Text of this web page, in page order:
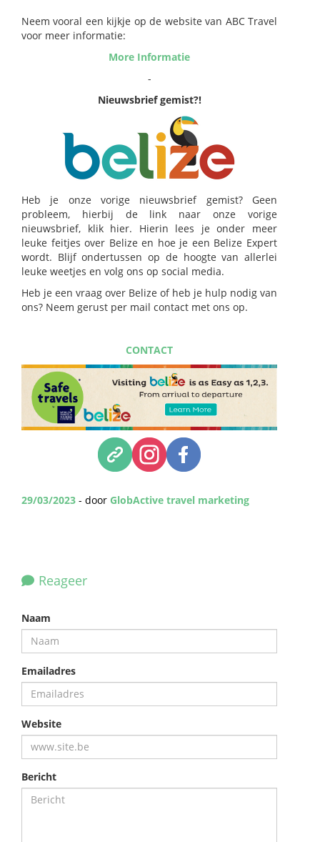
Neem vooral een kijkje op de website van ABC Travel
voor meer informatie:
More Informatie
-
Nieuwsbrief gemist?!
Heb je onze vorige nieuwsbrief gemist? Geen
probleem, hierbij de link naar onze vorige
nieuwsbrief, klik hier. Hierin lees je onder meer
leuke feitjes over Belize en hoe je een Belize Expert
wordt. Blijf ondertussen op de hoogte van allerlei
leuke weetjes en volg ons op social media.
Heb je een vraag over Belize of heb je hulp nodig van
ons? Neem gerust per mail contact met ons op.
CONTACT
29/03/2023 - door GlobActive travel marketing
Reageer
Naam
Emailadres
Website
Bericht